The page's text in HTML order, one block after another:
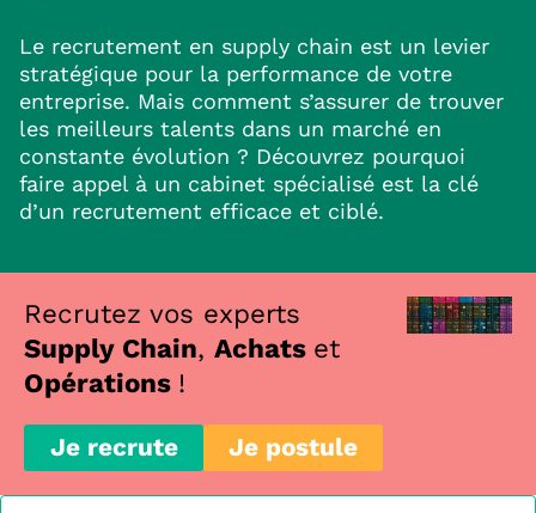
Le recrutement en supply chain est un levier
stratégique pour la performance de votre
entreprise. Mais comment s’assurer de trouver
les meilleurs talents dans un marché en
constante évolution ? Découvrez pourquoi
faire appel à un cabinet spécialisé est la clé
d’un recrutement efficace et ciblé.
Recrutez vos experts
Supply Chain, Achats et
Opérations !
Je recrute Je postule